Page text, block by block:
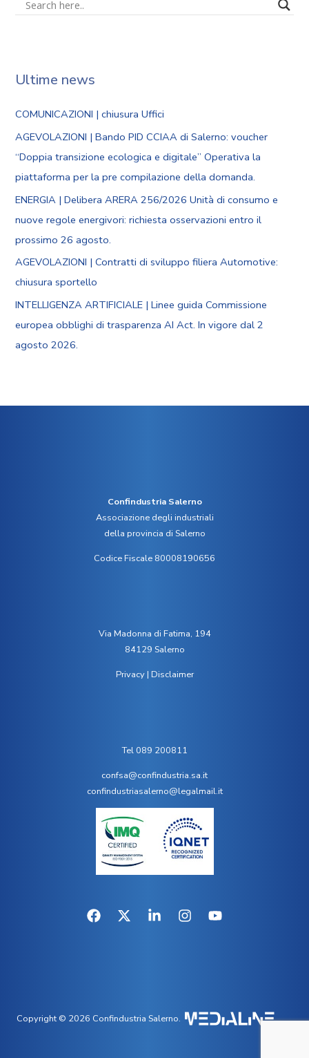
Ultime news
COMUNICAZIONI | chiusura Uffici
AGEVOLAZIONI | Bando PID CCIAA di Salerno: voucher
“Doppia transizione ecologica e digitale” Operativa la
piattaforma per la pre compilazione della domanda.
ENERGIA | Delibera ARERA 256/2026 Unità di consumo e
nuove regole energivori: richiesta osservazioni entro il
prossimo 26 agosto.
AGEVOLAZIONI | Contratti di sviluppo filiera Automotive:
chiusura sportello
INTELLIGENZA ARTIFICIALE | Linee guida Commissione
europea obblighi di trasparenza AI Act. In vigore dal 2
agosto 2026.
Confindustria Salerno
Associazione degli industriali
della provincia di Salerno
Codice Fiscale 80008190656
Via Madonna di Fatima, 194
84129 Salerno
Privacy| Disclaimer
Tel 089 200811
confsa@confindustria.sa.it
confindustriasalerno@legalmail.it
Copyright © 2026 Confindustria Salerno.